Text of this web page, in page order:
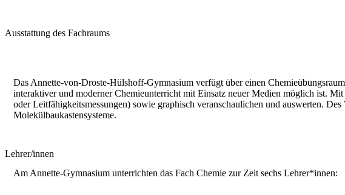
Ausstattung des Fachraums
Das Annette-von-Droste-Hülshoff-Gymnasium verfügt über einen
interaktiver und moderner Chemieunterricht mit Einsatz neuer Medien möglich ist.
oder Leitfähigkeitsmessungen) sowie graphisch veranschaulichen und auswerten.
Molekülbaukastensysteme.
Lehrer/innen
Am Annette-Gymnasium unterrichten das Fach Chemie zur Zeit sechs Lehrer*innen: